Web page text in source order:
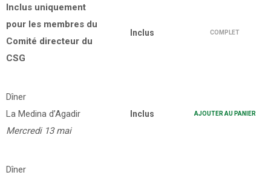
Inclus uniquement
pour les membres du
Comité directeur du
CSG
Inclus COMPLET
Dîner
La Medina d’Agadir
Mercredi 13 mai
Inclus AJOUTER AU PANIER
Dîner